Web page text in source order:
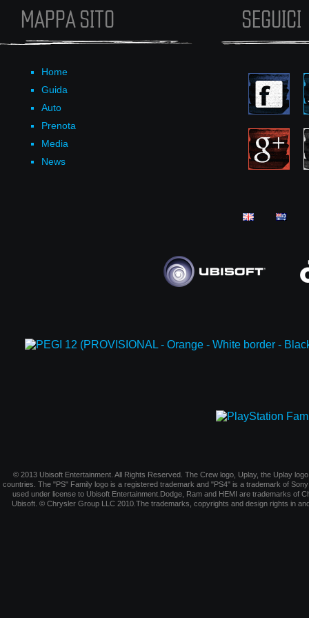
MAPPA SITO
Home
Guida
Auto
Prenota
Media
News
SEGUICI
© 2013 Ubisoft Entertainment. All Rights Reserved. The Crew logo, Uplay, the Uplay
countries. The "PS" Family logo is a registered trademark and "PS4" is a trademark of
used under license to Ubisoft Entertainment.Dodge, Ram and HEMI are trademarks of
Ubisoft. © Chrysler Group LLC 2010.The trademarks, copyrights and design rights in